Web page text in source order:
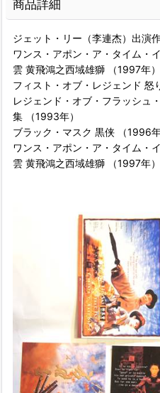
商品詳細
ジェット・リー（李連杰）出演
ワンス・アポン・ア・タイム・
雲 黄飛鴻之西域雄獅 （1997年）
フィスト・オブ・レジェンド 怒
レジェンド・オブ・フラッシュ
集 （1993年）
ブラック・マスク 黒侠 （1996年
ワンス・アポン・ア・タイム・
雲 黄飛鴻之西域雄獅 （1997年）